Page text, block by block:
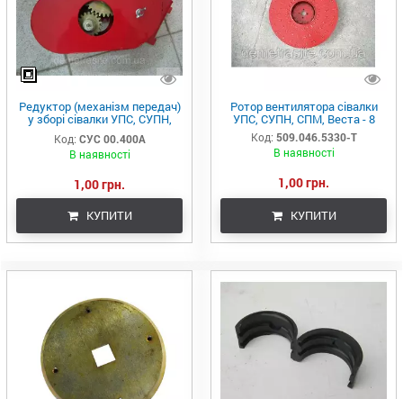
Редуктор (механізм передач)
у зборі сівалки УПС, СУПН,
Код: СУС 00.400А
В наявності
1,00 грн.
КУПИТИ
Ротор вентилятора сівалки
УПС, СУПН, СПМ, Веста - 8
Код: 509.046.5330-Т
В наявності
1,00 грн.
КУПИТИ